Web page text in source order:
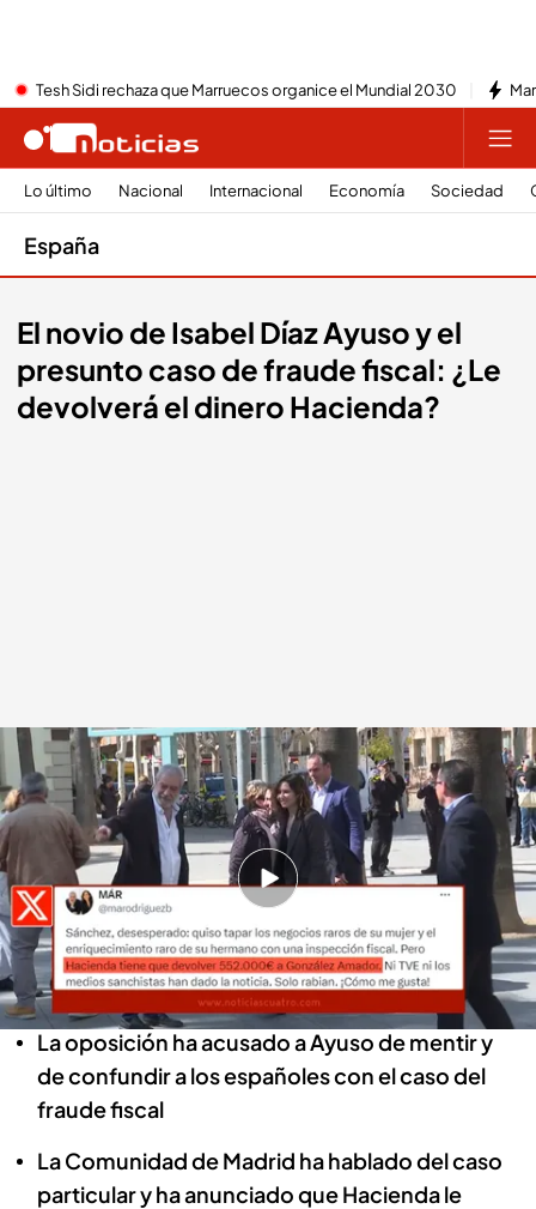
Tesh Sidi rechaza que Marruecos organice el Mundial 2030
Lo último Nacional Internacional Economía Sociedad
España
El novio de Isabel Díaz Ayuso y el
presunto caso de fraude fiscal: ¿Le
devolverá el dinero Hacienda?
Nos explican en plató qué ocurre con el dinero que le debe Hacienda a
Alberto Gómez
Redacción digital Noticias Cuatro
18 ABR 2024 - 21:13h.
La Asamblea de Madrid vuelve a tensarse por el
cruce de acusaciones de Isabel Díaz Ayuso y
Juan Lobato
La oposición ha acusado a Ayuso de mentir y
de confundir a los españoles con el caso del
fraude fiscal
La Comunidad de Madrid ha hablado del caso
particular y ha anunciado que Hacienda le